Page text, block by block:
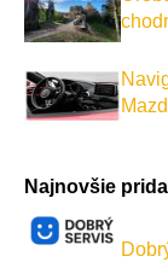
Najnovšie